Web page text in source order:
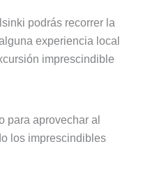
podrás recorrer la
experiencia local
imprescindible
para aprovechar al
los imprescindibles